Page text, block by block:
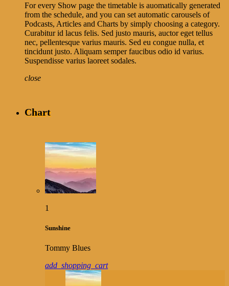
For every Show page the timetable is auomatically generated
from the schedule, and you can set automatic carousels of
Podcasts, Articles and Charts by simply choosing a category.
Curabitur id lacus felis. Sed justo mauris, auctor eget tellus
nec, pellentesque varius mauris. Sed eu congue nulla, et
tincidunt justo. Aliquam semper faucibus odio id varius.
Suspendisse varius laoreet sodales.
close
Chart
1
Sunshine
Tommy Blues
add_shopping_cart